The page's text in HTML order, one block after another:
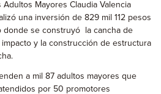
Mayores Claudia Valencia
una inversión de 829 mil 112 pesos
donde se construyó la cancha de
y la construcción de estructura
a mil 87 adultos mayores que
por 50 promotores